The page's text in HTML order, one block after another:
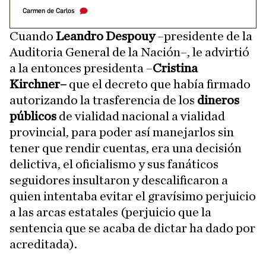
Carmen de Carlos
Cuando Leandro Despouy–presidente de la
Auditoria General de la Nación–, le advirtió
a la entonces presidenta –Cristina
Kirchner– que el decreto que había firmado
autorizando la trasferencia de los dineros
públicos de vialidad nacional a vialidad
provincial, para poder así manejarlos sin
tener que rendir cuentas, era una decisión
delictiva, el oficialismo y sus fanáticos
seguidores insultaron y descalificaron a
quien intentaba evitar el gravísimo perjuicio
a las arcas estatales (perjuicio que la
sentencia que se acaba de dictar ha dado por
acreditada).